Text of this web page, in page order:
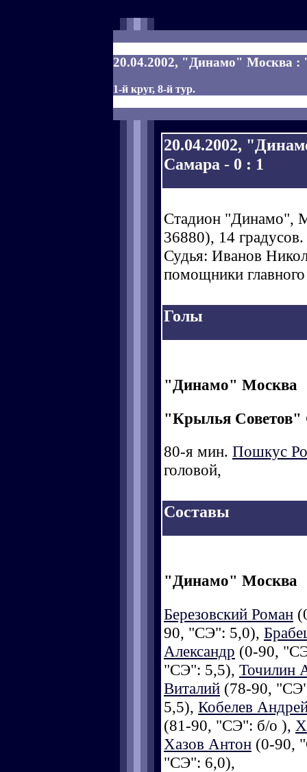
20.04.2002, "Динамо" Москва
1-й круг, 8-й тур.
20.04.2002,
Самара - 0 : 1
Стадион "Динамо",
36880), 14 градусов.
Судья: Иванов
помощники
Голы
"Динамо" Москва
"Крылья Советов"
80-я мин. Пошкус
головой,
Составы
"Динамо" Москва
Березовский Роман
90, "СЭ": 5,0),
Александр (0-90,
"СЭ": 5,5), Точилин
Виталий (78-90,
5,5), Кобелев
(81-90, "СЭ": б/о ),
Хазов Антон (0-90,
"СЭ": 6,0),